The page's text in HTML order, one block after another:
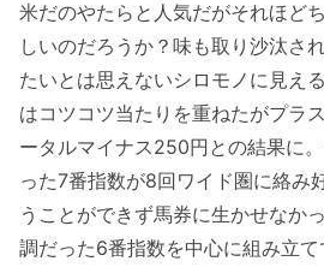
米だのやたらと人気だがそれほど
しいのだろうか？味も取り沙汰さ
たいとは思えないシロモノに見え
はコツコツ当たりを重ねたがプラ
ータルマイナス250円との結果に
った7番指数が8回ワイド圏に絡み
うことができず馬券に生かせなか
調だった6番指数を中心に組み立て